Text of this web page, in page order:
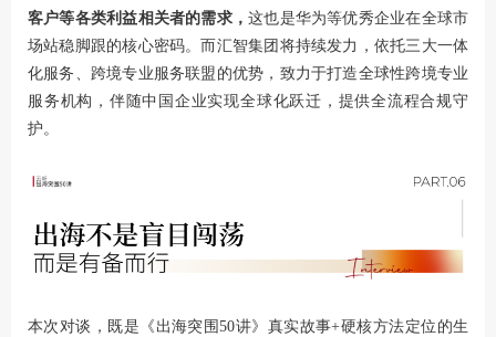
客户等各类利益相关者的需求，这也是华为等优秀企业在全球市
场站稳脚跟的核心密码。而汇智集团将持续发力，依托三大一体
化服务、跨境专业服务联盟的优势，致力于打造全球性跨境专业
服务机构，伴随中国企业实现全球化跃迁，提供全流程合规守
护。
本次对谈，既是《出海突围50讲》真实故事+硬核方法定位的生